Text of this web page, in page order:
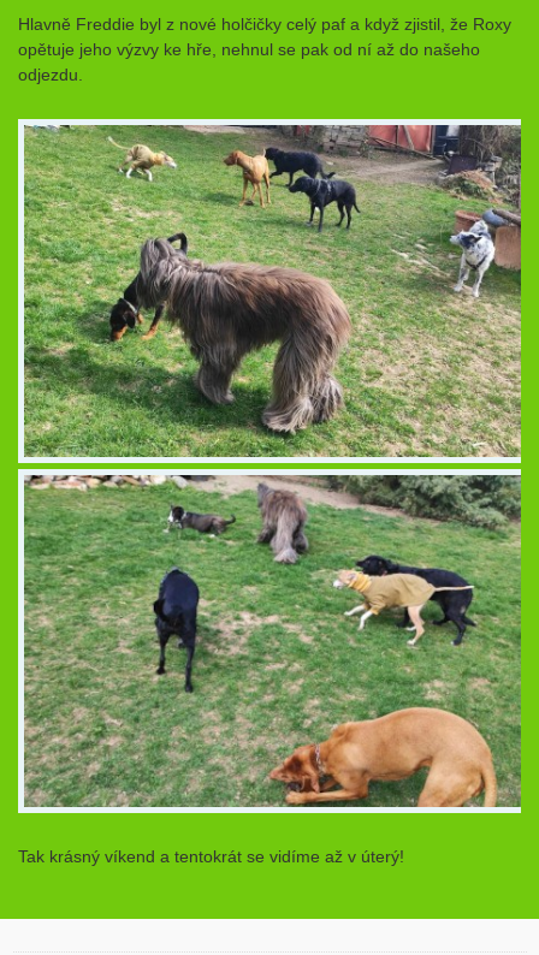
Hlavně Freddie byl z nové holčičky celý paf a když zjistil, že Roxy
opětuje jeho výzvy ke hře, nehnul se pak od ní až do našeho
odjezdu.
Tak krásný víkend a tentokrát se vidíme až v úterý!